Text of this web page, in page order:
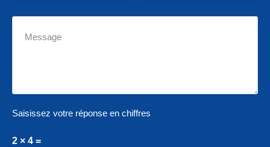
Saisissez votre réponse en chiffres
2 × 4 =